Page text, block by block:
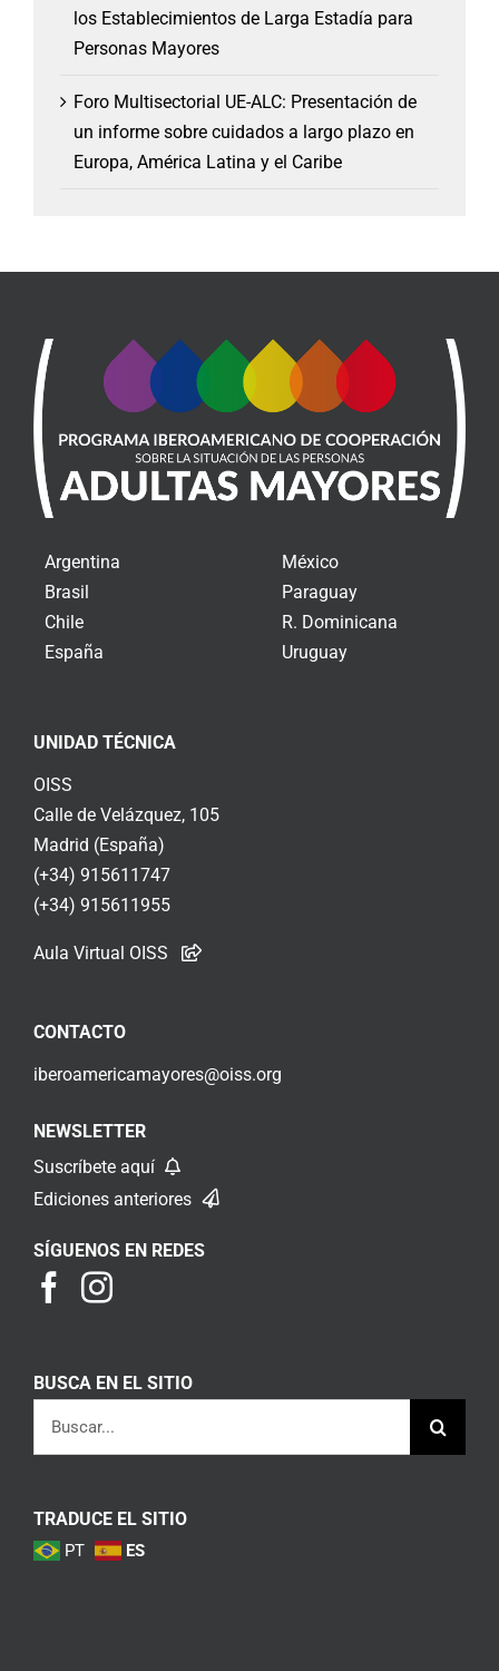
los Establecimientos de Larga Estadía para
Personas Mayores
Foro Multisectorial UE-ALC: Presentación de
un informe sobre cuidados a largo plazo en
Europa, América Latina y el Caribe
Argentina
Brasil
Chile
España
México
Paraguay
R. Dominicana
Uruguay
UNIDAD TÉCNICA
OISS
Calle de Velázquez, 105
Madrid (España)
(+34) 915611747
(+34) 915611955
Aula Virtual OISS
CONTACTO
iberoamericamayores@oiss.org
NEWSLETTER
Suscríbete aquí
Ediciones anteriores
SÍGUENOS EN REDES
BUSCA EN EL SITIO
TRADUCE EL SITIO
PT ES